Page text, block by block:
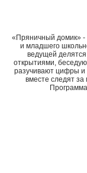
«Пряничный домик» -
и младшего
ведущей
открытиями,
разучивают цифры и
вместе следят